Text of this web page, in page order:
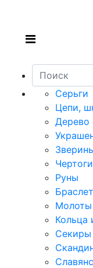
Серьги
Цепи,
Дерево
Чертоги
Руны
Молоты
Кольца